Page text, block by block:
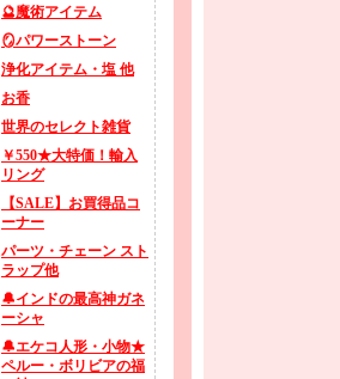
🔮魔術アイテム
🪞パワーストーン
浄化アイテム・塩 他
お香
世界のセレクト雑貨
￥550★大特価！輸入
リング
【SALE】お買得品コ
ーナー
パーツ・チェーン スト
ラップ他
🔔インドの最高神ガネ
ーシャ
🔔エケコ人形・小物★
ペルー・ボリビアの福